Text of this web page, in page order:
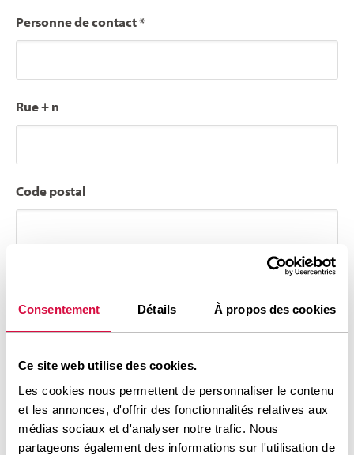
Consentement Détails À propos des cookies
Ce site web utilise des cookies.
Les cookies nous permettent de personnaliser le contenu
et les annonces, d'offrir des fonctionnalités relatives aux
médias sociaux et d'analyser notre trafic. Nous
partageons également des informations sur l'utilisation de
Personne de contact *
Rue + n
Code postal
Pays
Téléphone *